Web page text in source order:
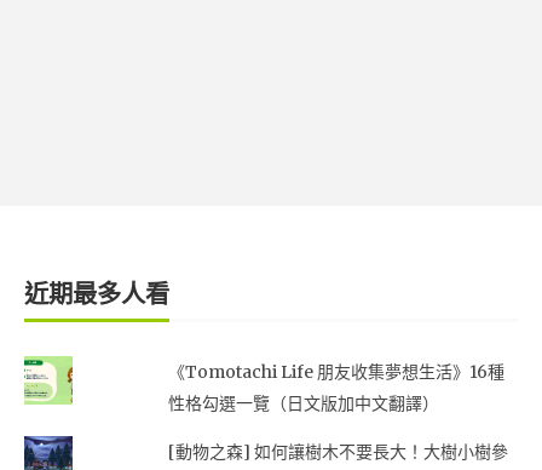
近期最多人看
《Tomotachi Life 朋友收集夢想生活》16種
性格勾選一覽（日文版加中文翻譯）
[動物之森] 如何讓樹木不要長大！大樹小樹參